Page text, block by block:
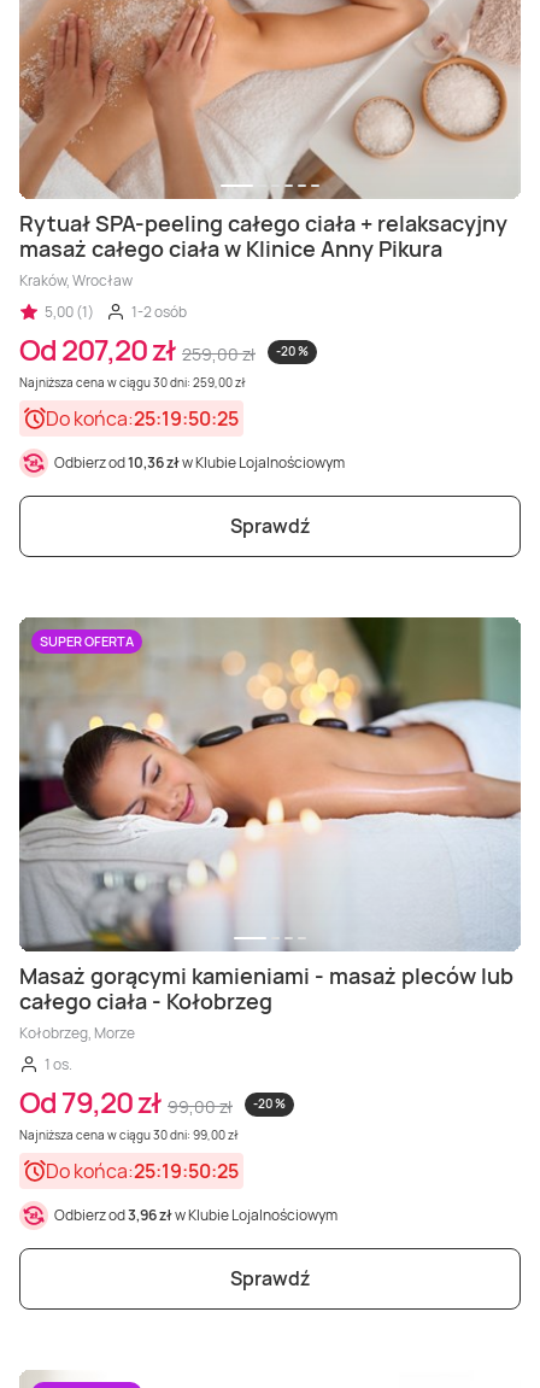
Rytuał SPA-peeling całego ciała + relaksacyjny
masaż całego ciała w Klinice Anny Pikura
Kraków, Wrocław
5,00 (1)
1-2 osób
Od 207,20 zł 259,00 zł
-20 %
Najniższa cena w ciągu 30 dni: 259,00 zł
Do końca:25:19:50:23
Odbierz od10,36 złw Klubie Lojalnościowym
Sprawdź
SUPER OFERTA
Masaż gorącymi kamieniami - masaż pleców lub
całego ciała - Kołobrzeg
Kołobrzeg, Morze
1 os.
Od 79,20 zł 99,00 zł
-20 %
Najniższa cena w ciągu 30 dni: 99,00 zł
Do końca:25:19:50:23
Odbierz od3,96 złw Klubie Lojalnościowym
Sprawdź